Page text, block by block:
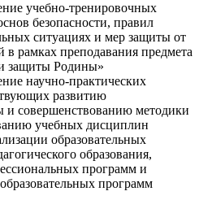
учебно-тренировочных
безопасности, правил
ситуациях и мер защиты от
рамках преподавания предмета
защиты Родины»
научно-практических
развитию
и совершенствованию методики
учебных дисциплин
образовательных
образования,
программ и
программ